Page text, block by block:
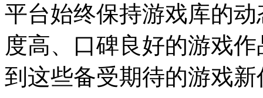
平台始终保持游戏库的
度高、口碑良好的游戏
到这些备受期待的游戏新